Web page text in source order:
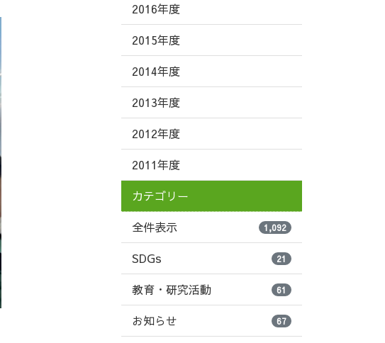
2016年度
2015年度
2014年度
2013年度
2012年度
2011年度
カテゴリー
全件表示
1,092
SDGs 21
教育・研究活動 61
お知らせ 67